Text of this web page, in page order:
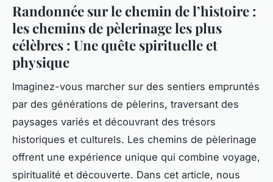
Randonnée sur le chemin de l’histoire :
les chemins de pèlerinage les plus
célèbres : Une quête spirituelle et
physique
Imaginez-vous marcher sur des sentiers empruntés
par des générations de pèlerins, traversant des
paysages variés et découvrant des trésors
historiques et culturels. Les chemins de pèlerinage
offrent une expérience unique qui combine voyage,
spiritualité et découverte. Dans cet article, nous